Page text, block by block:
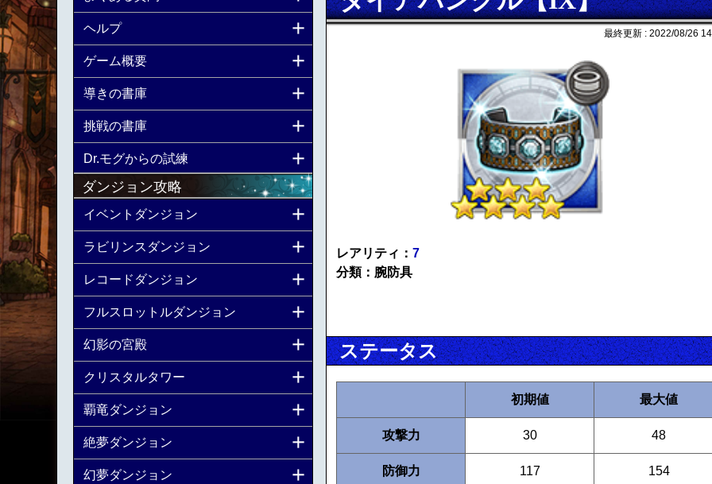
最終更新 : 2022/08/26
レアリティ： 7
分類：腕防具
ステータス
初期値 最大値
攻撃力 30 48
防御力 117 154
ヘルプ
ゲーム概要
導きの書庫
挑戦の書庫
Dr.モグからの試練
ダンジョン攻略
イベントダンジョン
ラビリンスダンジョン
レコードダンジョン
フルスロットルダンジョン
幻影の宮殿
クリスタルタワー
覇竜ダンジョン
絶夢ダンジョン
幻夢ダンジョン